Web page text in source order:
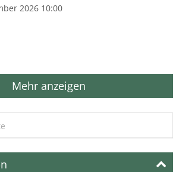
2026 10:00
Mehr anzeigen